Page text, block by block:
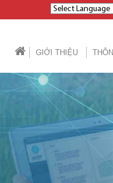
Powered by
GIỚI THIỆU